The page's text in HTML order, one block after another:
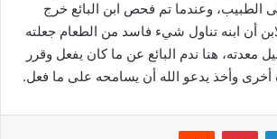
الطبيب، وعندما تم فحص ابن البائع خرج
أن ابنه تناول شيء فاسد من الطعام جعلته
معدته، هنا ندم البائع عن ما كان يفعل وقرر
أخرى وأخذ يدعو الله أن يسامحه على ما فعل.
لينكدإن بينتيريست